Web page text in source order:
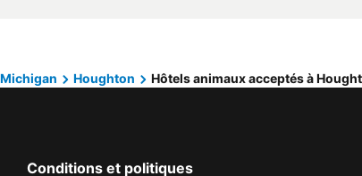
Michigan Houghton Hôtels animaux acceptés à
Conditions et politiques